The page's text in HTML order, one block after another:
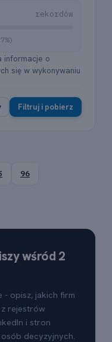
rekordów
informacje o
się w wykonywaniu
Filtruj i pobierz
96
wśród 2
- opisz, jakich firm
rejestrów
i stron
decyzyjnych.